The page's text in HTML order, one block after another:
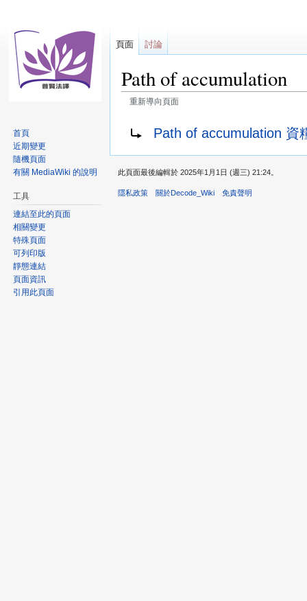
Path of accumulation
重新導向頁面
導
覽
搜
尋
重新導向至：Path of accumulation 資
頁面 討論
首頁
近期變更
隨機頁面
有關 MediaWiki 的說明
工具
連結至此的頁面
相關變更
特殊頁面
可列印版
靜態連結
頁面資訊
引用此頁面
此頁面最後編輯於 2025年1月1日 (週三) 21:24。
隱私政策 關於Decode_Wiki 免責聲明